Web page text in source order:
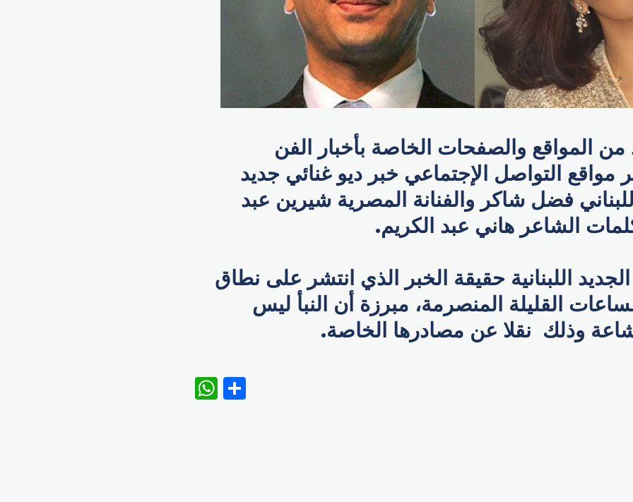
من المواقع والصفحات الخاصة بأخبار الفن
مواقع التواصل الإجتماعي خبر ديو غنائي جديد
فضل شاكر والفنانة المصرية شيرين عبد
الشاعر هاني عبد الكريم.
اللبنانية حقيقة الخبر الذي انتشر على نطاق
القليلة المنصرمة، مبرزة أن النبأ ليس
وذلك نقلا عن مصادرها الخاصة.
WhatsApp